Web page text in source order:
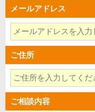
メールアドレス
ご住所
ご相談内容